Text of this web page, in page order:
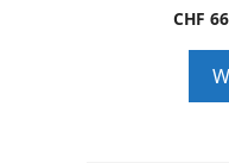
0
o
o
f
5
CHF